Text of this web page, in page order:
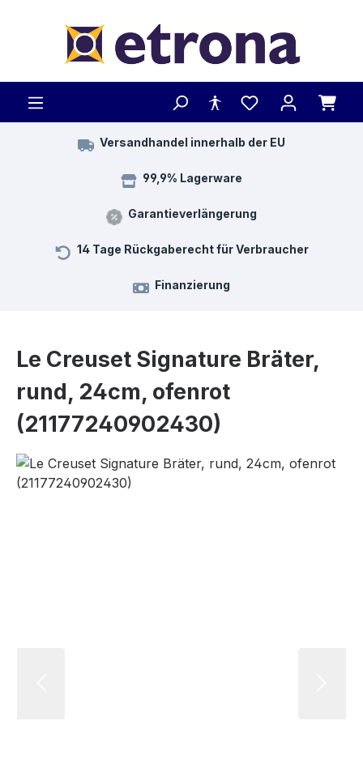
Versandhandel innerhalb der EU
99,9% Lagerware
Garantieverlängerung
14 Tage Rückgaberecht für Verbraucher
Finanzierung
Le Creuset Signature Bräter,
rund, 24cm, ofenrot
(21177240902430)
Bildergalerie überspringen